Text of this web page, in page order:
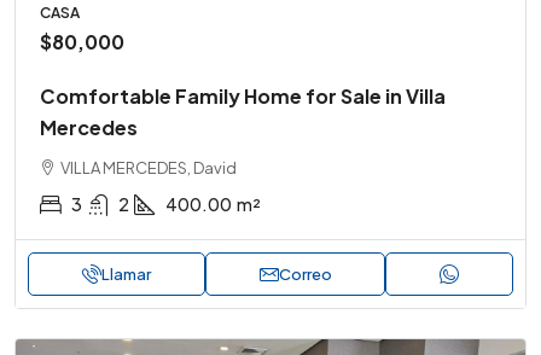
CASA
$80,000
Comfortable Family Home for Sale in Villa
Mercedes
VILLA MERCEDES, David
3 2 400.00 m²
Llamar Correo